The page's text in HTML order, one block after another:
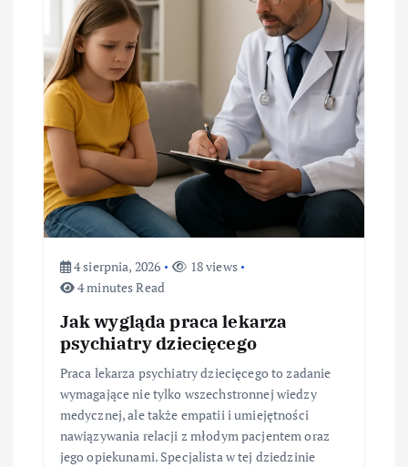
w
p
s
u
4 sierpnia, 2026
18 views
4 minutes Read
Jak wygląda praca lekarza
psychiatry dziecięcego
Praca lekarza psychiatry dziecięcego to zadanie
wymagające nie tylko wszechstronnej wiedzy
medycznej, ale także empatii i umiejętności
nawiązywania relacji z młodym pacjentem oraz
jego opiekunami. Specjalista w tej dziedzinie